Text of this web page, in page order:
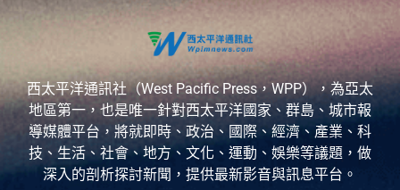
西太平洋通訊社（West Pacific Press，WPP），為亞太
地區第一，也是唯一針對西太平洋國家、群島、城市報
導媒體平台，將就即時、政治、國際、經濟、產業、科
技、生活、社會、地方、文化、運動、娛樂等議題，做
深入的剖析探討新聞，提供最新影音與訊息平台。